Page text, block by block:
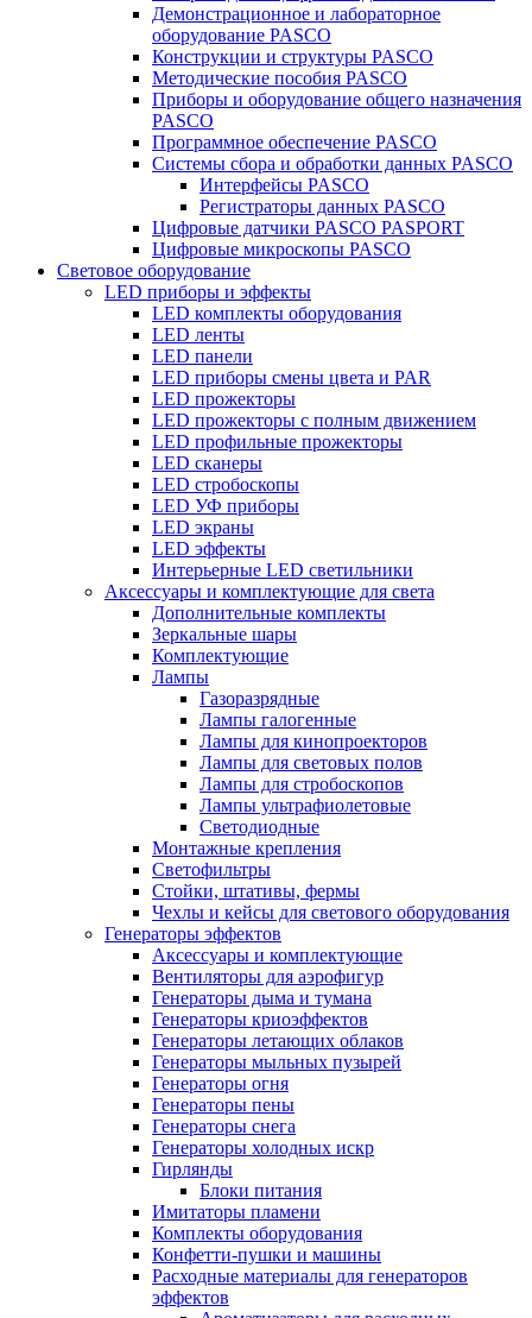
Демонстрационное и лабораторное
оборудование PASCO
Конструкции и структуры PASCO
Методические пособия PASCO
Приборы и оборудование общего назначения
PASCO
Программное обеспечение PASCO
Системы сбора и обработки данных PASCO
Интерфейсы PASCO
Регистраторы данных PASCO
Цифровые датчики PASCO PASPORT
Цифровые микроскопы PASCO
Световое оборудование
LED приборы и эффекты
LED комплекты оборудования
LED ленты
LED панели
LED приборы смены цвета и PAR
LED прожекторы
LED прожекторы с полным движением
LED профильные прожекторы
LED сканеры
LED стробоскопы
LED УФ приборы
LED экраны
LED эффекты
Интерьерные LED светильники
Аксессуары и комплектующие для света
Дополнительные комплекты
Зеркальные шары
Комплектующие
Лампы
Газоразрядные
Лампы галогенные
Лампы для кинопроекторов
Лампы для световых полов
Лампы для стробоскопов
Лампы ультрафиолетовые
Светодиодные
Монтажные крепления
Светофильтры
Стойки, штативы, фермы
Чехлы и кейсы для светового оборудования
Генераторы эффектов
Аксессуары и комплектующие
Вентиляторы для аэрофигур
Генераторы дыма и тумана
Генераторы криоэффектов
Генераторы летающих облаков
Генераторы мыльных пузырей
Генераторы огня
Генераторы пены
Генераторы снега
Генераторы холодных искр
Гирлянды
Блоки питания
Имитаторы пламени
Комплекты оборудования
Конфетти-пушки и машины
Расходные материалы для генераторов
эффектов